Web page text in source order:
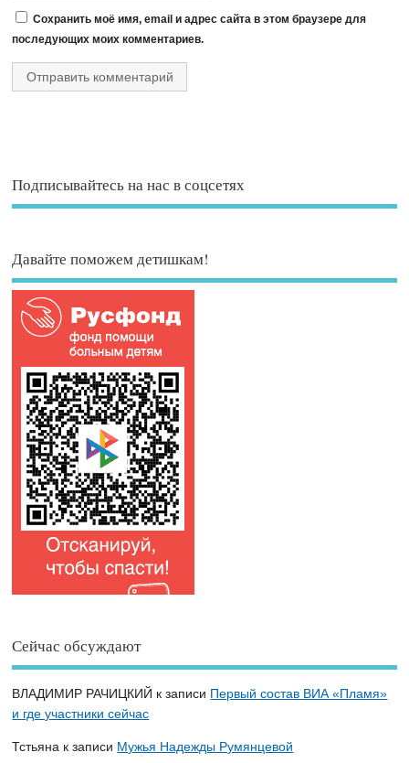
Сохранить моё имя, email и адрес сайта в этом браузере для
последующих моих комментариев.
Подписывайтесь на нас в соцсетях
Давайте поможем детишкам!
Сейчас обсуждают
ВЛАДИМИР РАЧИЦКИЙ к записи Первый состав ВИА «Пламя»
и где участники сейчас
Тстьяна к записи Мужья Надежды Румянцевой